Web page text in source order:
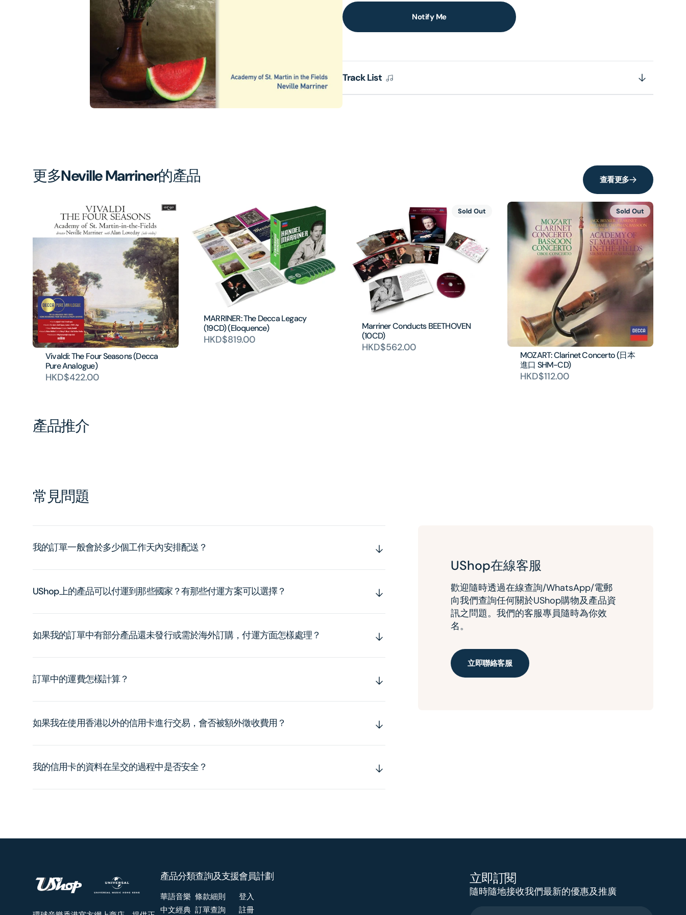
Notify Me
Track List
1
更多Neville Marriner的產品 查看更多
Vivaldi: The Four Seasons (Decca
Pure Analogue)
HKD$422.00
MARRINER: The Decca Legacy
(19CD) (Eloquence)
HKD$819.00
Marriner Conducts BEETHOVEN
(10CD)
HKD$562.00
Sold Out
MOZART: Clarinet Concerto (日本
進口 SHM-CD)
HKD$112.00
Sold Out
產品推介
常見問題
我的訂單一般會於多少個工作天內安排配送？
UShop上的產品可以付運到那些國家？有那些付運方案可以選擇？
如果我的訂單中有部分產品還未發行或需於海外訂購，付運方面怎樣處理？
訂單中的運費怎樣計算？
如果我在使用香港以外的信用卡進行交易，會否被額外徵收費用？
我的信用卡的資料在呈交的過程中是否安全？
UShop在線客服
歡迎隨時透過在線查詢/WhatsApp/電郵
向我們查詢任何關於UShop購物及產品資
訊之問題。我們的客服專員隨時為你效
名。
立即聯絡客服
產品分類
華語音樂
中文經典
查詢及支援
條款細則
訂單查詢
會員計劃
登入
註冊
立即訂閱
隨時隨地接收我們最新的優惠及推廣